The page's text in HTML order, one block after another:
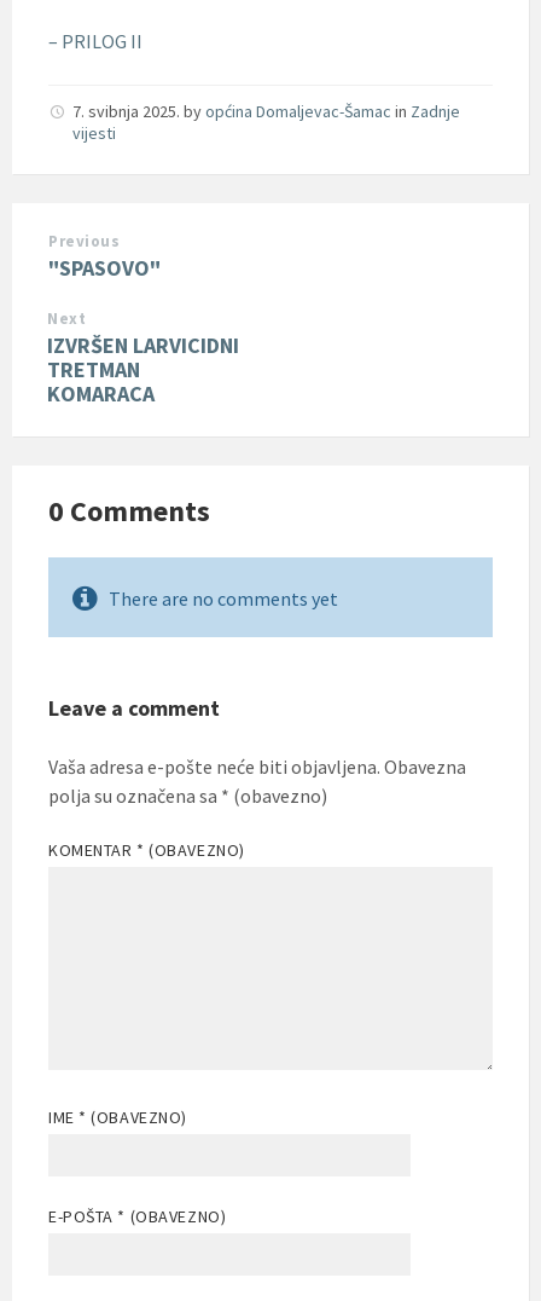
– PRILOG II
7. svibnja 2025. byopćina Domaljevac-Šamac in Zadnje
vijesti
Previous
"SPASOVO"
Next
IZVRŠEN LARVICIDNI
TRETMAN
KOMARACA
0 Comments
There are no comments yet
Leave a comment
Vaša adresa e-pošte neće biti objavljena. Obavezna
polja su označena sa * (obavezno)
KOMENTAR * (OBAVEZNO)
IME * (OBAVEZNO)
E-POŠTA * (OBAVEZNO)